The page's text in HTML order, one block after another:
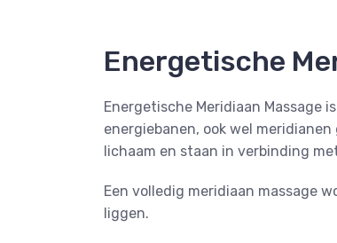
Energetische
Energetische Meridiaan Massage
energiebanen, ook wel
lichaam en staan in verbinding
Een volledig meridiaan massage
liggen.